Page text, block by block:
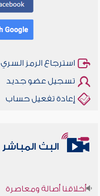
استرجاع الرمز السري
تسجيل عضو جديد
إعادة تفعيل حساب
البث المباشر
أخلاقنا أصالة ومعاصرة